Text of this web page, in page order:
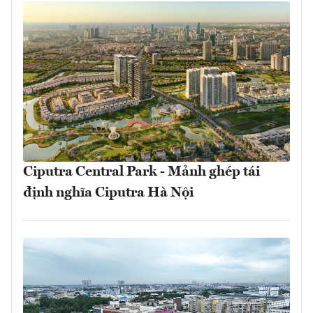
Ciputra Central Park - Mảnh ghép tái
định nghĩa Ciputra Hà Nội